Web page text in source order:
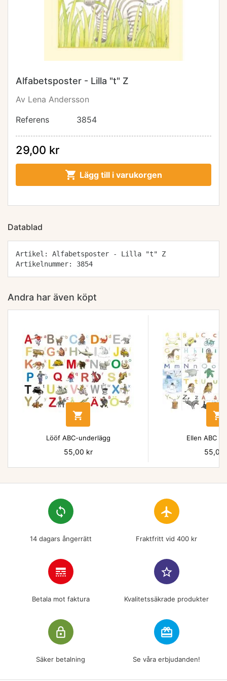
Alfabetsposter - Lilla "t" Z
Av Lena Andersson
Referens
3854
29,00 kr
 Lägg till i varukorgen
Datablad
Artikel: Alfabetsposter - Lilla "t" Z
Artikelnummer: 3854
Andra har även köpt

Lööf ABC-underlägg
Pris
55,00 kr

Ellen ABC
Pris
55,00
loop
14 dagars ångerrätt
flight
Fraktfritt vid 400 kr
line_style
Betala mot faktura
star_border
Kvalitetssäkrade produkter
lock_outline
Säker betalning
redeem
Se våra erbjudanden!